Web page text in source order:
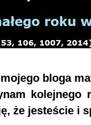
bloga
kolejnego
że jesteście i